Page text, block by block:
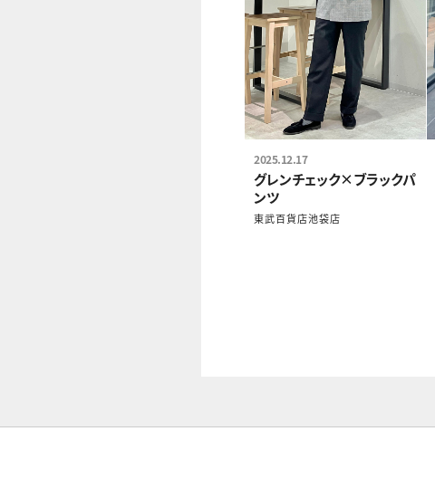
2025.12.17
グレンチェック×ブラックパ
ンツ
東武百貨店池袋店